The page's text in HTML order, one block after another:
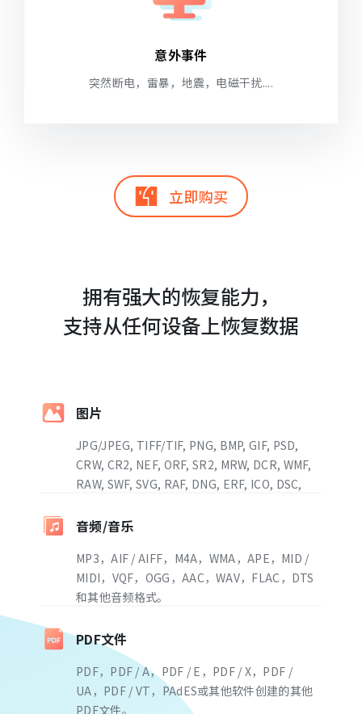
意外事件
突然断电，雷暴，地震，电磁干扰....
立即购买
拥有强大的恢复能力，
支持从任何设备上恢复数据
图片
JPG/JPEG, TIFF/TIF, PNG, BMP, GIF, PSD,
CRW, CR2, NEF, ORF, SR2, MRW, DCR, WMF,
RAW, SWF, SVG, RAF, DNG, ERF, ICO, DSC,
音频/音乐
MP3，AIF / AIFF，M4A，WMA，APE，MID /
MIDI，VQF，OGG，AAC，WAV，FLAC，DTS
和其他音频格式。
PDF文件
PDF，PDF / A，PDF / E，PDF / X，PDF /
UA，PDF / VT，PAdES或其他软件创建的其他
PDF文件。